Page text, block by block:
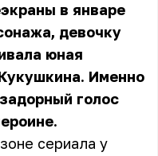
в январе
девочку
юная
Именно
голос
сериала у